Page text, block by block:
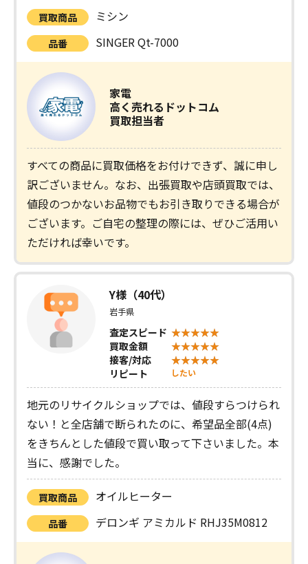
買取商品 ミシン
品番 SINGER Qt-7000
家電
高く売れるドットコム
買取担当者
すべての商品に買取価格をお付けできず、誠に申し
訳ございません。なお、出張買取や店頭買取では、
値段のつかないお品物でもお引き取りできる場合が
ございます。ご自宅の整理の際には、ぜひご活用い
ただければ幸いです。
Y様（40代）
岩手県
査定スピード
買取金額
接客/対応
リピート
したい
地元のリサイクルショップでは、値段すらつけられ
ない！と全店舗で断られたのに、希望品全部(4点)
をきちんとした値段で買い取って下さいました。本
当に、感謝でした。
買取商品 オイルヒーター
品番 デロンギ アミカルド RHJ35M0812